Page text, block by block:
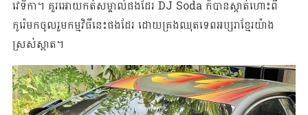
វេទិកា។ គួរអោយកត់សម្គាល់ផងដែរ DJ Soda ក៏បានស្កាត់ហោះពី
កូរ៉េមកចូលរួមកម្មវិធីនេះផងដែរ ដោយគ្រងឈុតទេពអប្សរាខ្មែរយ៉ាង
ស្រស់ស្អាត។